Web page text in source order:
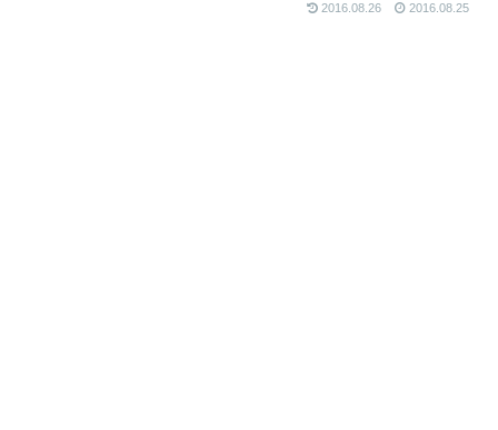
2016.08.26 2016.08.25